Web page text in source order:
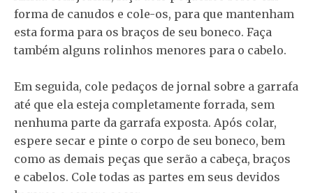
forma de canudos e cole-os, para que mantenham
esta forma para os braços de seu boneco. Faça
também alguns rolinhos menores para o cabelo.
Em seguida, cole pedaços de jornal sobre a garrafa
até que ela esteja completamente forrada, sem
nenhuma parte da garrafa exposta. Após colar,
espere secar e pinte o corpo de seu boneco, bem
como as demais peças que serão a cabeça, braços
e cabelos. Cole todas as partes em seus devidos